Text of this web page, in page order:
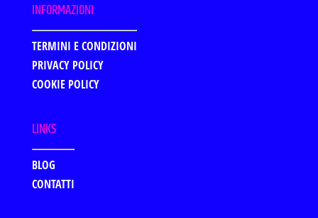
INFORMAZIONI
TERMINI E CONDIZIONI
PRIVACY POLICY
COOKIE POLICY
LINKS
BLOG
CONTATTI